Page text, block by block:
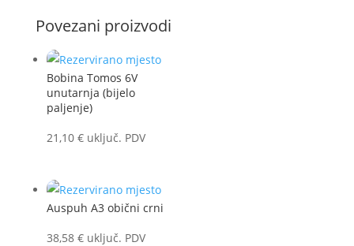
Povezani proizvodi
Bobina Tomos 6V
unutarnja (bijelo
paljenje)
21,10 € uključ. PDV
Auspuh A3 obični crni
38,58 € uključ. PDV